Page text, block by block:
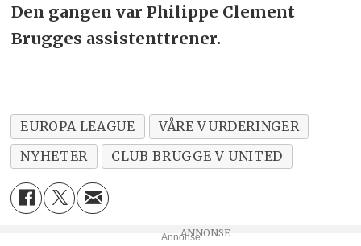
Den gangen var Philippe Clement
Brugges assistenttrener.
EUROPA LEAGUE
VÅRE VURDERINGER
NYHETER
CLUB BRUGGE V UNITED
Annonse